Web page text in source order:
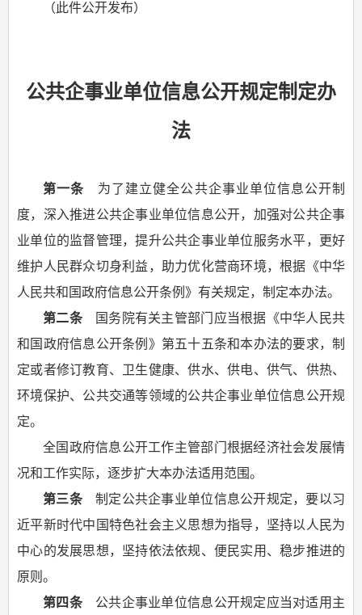
（此件公开发布）
公共企事业单位信息公开规定制定办
法
第一条 为了建立健全公共企事业单位信息公开制
度，深入推进公共企事业单位信息公开，加强对公共企事
业单位的监督管理，提升公共企事业单位服务水平，更好
维护人民群众切身利益，助力优化营商环境，根据《中华
人民共和国政府信息公开条例》有关规定，制定本办法。
第二条国务院有关主管部门应当根据《中华人民共
和国政府信息公开条例》第五十五条和本办法的要求，制
定或者修订教育、卫生健康、供水、供电、供气、供热、
环境保护、公共交通等领域的公共企事业单位信息公开规
定。
全国政府信息公开工作主管部门根据经济社会发展情
况和工作实际，逐步扩大本办法适用范围。
第三条制定公共企事业单位信息公开规定，要以习
近平新时代中国特色社会主义思想为指导，坚持以人民为
中心的发展思想，坚持依法依规、便民实用、稳步推进的
原则。
第四条公共企事业单位信息公开规定应当对适用主